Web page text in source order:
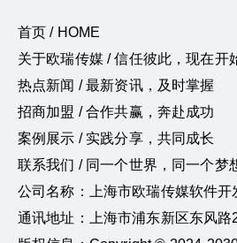
首页 / HOME
关于欧瑞传媒 / 信任彼此，现在开
热点新闻 / 最新资讯，及时掌握
招商加盟 / 合作共赢，奔赴成功
案例展示 / 实践分享，共同成长
联系我们 / 同一个世界，同一个梦
公司名称：上海市欧瑞传媒软件开
通讯地址：上海市浦东新区东风路